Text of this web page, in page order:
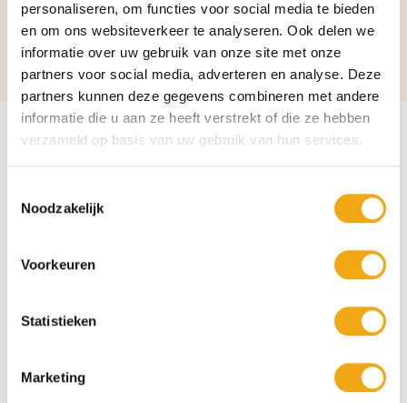
personaliseren, om functies voor social media te bieden
en om ons websiteverkeer te analyseren. Ook delen we
informatie over uw gebruik van onze site met onze
partners voor social media, adverteren en analyse. Deze
partners kunnen deze gegevens combineren met andere
informatie die u aan ze heeft verstrekt of die ze hebben
verzameld op basis van uw gebruik van hun services.
Noodzakelijk
Voorkeuren
Statistieken
Marketing
Locatie beelden Binnen beelden
Bronzen beelden cadeau
Verjaardagscadeau, Cadeau trots